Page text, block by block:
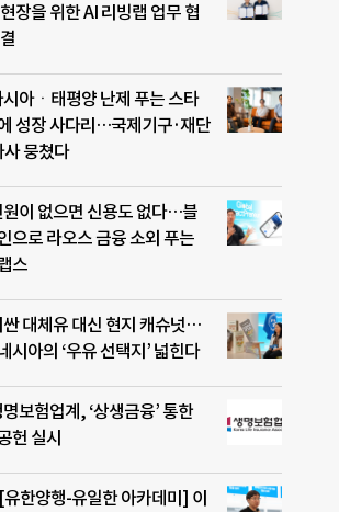
장을 위한 AI 리빙랩 업무 협
시아ㆍ태평양 난제 푸는 스타
성장 사다리…국제기구·재단
사 뭉쳤다
원이 없으면 신용도 없다…블
으로 라오스 금융 소외 푸는
스
싼 대체유 대신 현지 캐슈넛…
시아의 ‘우유 선택지’ 넓힌다
명보험업계, ‘상생금융’ 통한
헌 실시
[유한양행-유일한 아카데미] 이